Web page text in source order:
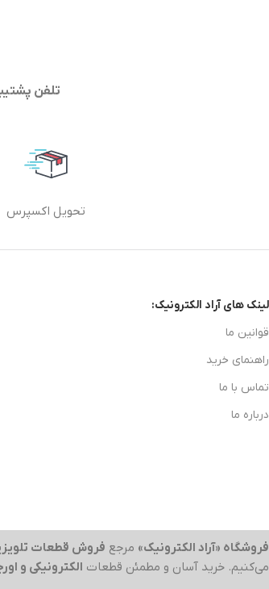
تلفن پشتیبانی:
تحویل اکسپرس
لینک های آراد الکترونیک:
قوانین ما
راهنمای خرید
تماس با ما
درباره ما
فروشگاه «آراد الکترونیک» مرجع فروش قطعات
می‌کنیم. خرید آسان و مطمئن قطعات الکترونیکی و